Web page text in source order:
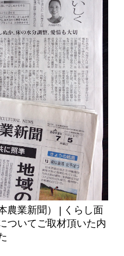
農業新聞） | くらし面
ついてご取材頂いた内